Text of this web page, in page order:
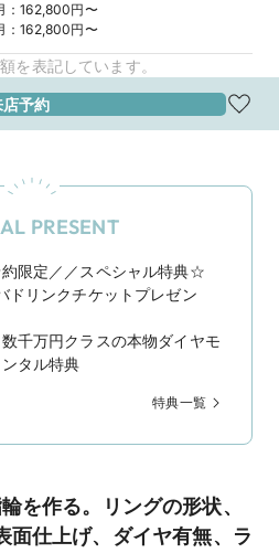
：162,800円〜
：162,800円〜
を表記しています。
店予約
PRESENT
限定／／スペシャル特典☆
ドリンクチケットプレゼン
数千万円クラスの本物ダイヤモ
タル特典
特典一覧
を作る。リングの形状、
面仕上げ、ダイヤ有無、ラ